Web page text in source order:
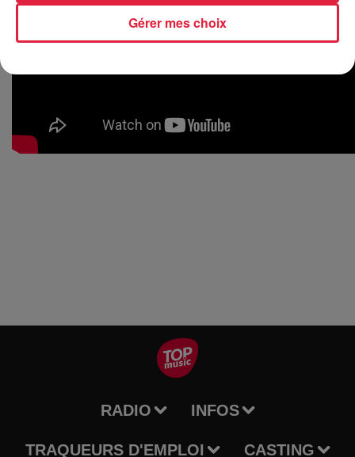
RADIO INFOS
TRAQUEURS D'EMPLOI CASTING
Gérer mes choix